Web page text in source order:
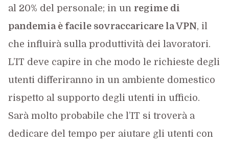
al 20% del personale; in un regime di
pandemia è facile sovraccaricare la VPN, il
che influirà sulla produttività dei lavoratori.
L’IT deve capire in che modo le richieste degli
utenti differiranno in un ambiente domestico
rispetto al supporto degli utenti in ufficio.
Sarà molto probabile che l’IT si troverà a
dedicare del tempo per aiutare gli utenti con